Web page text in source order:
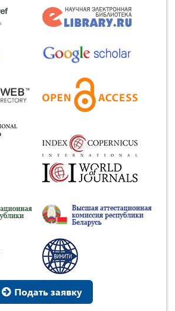
Подать заявку